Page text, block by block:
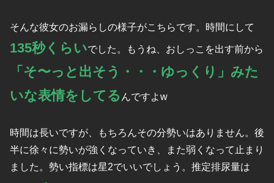
そんな彼女のお漏らしの様子がこちらです。時間にして
135秒くらいでした。もうね、おしっこを出す前から
「そ〜っと出そう・・・ゆっくり」みた
いな表情をしてる んですよw
時間は長いですが、もちろんその分勢いはありません。後
半に徐々に勢いが強くなっていき、また弱くなって止まり
ました。勢い指標は星2でいいでしょう。推定排尿量は